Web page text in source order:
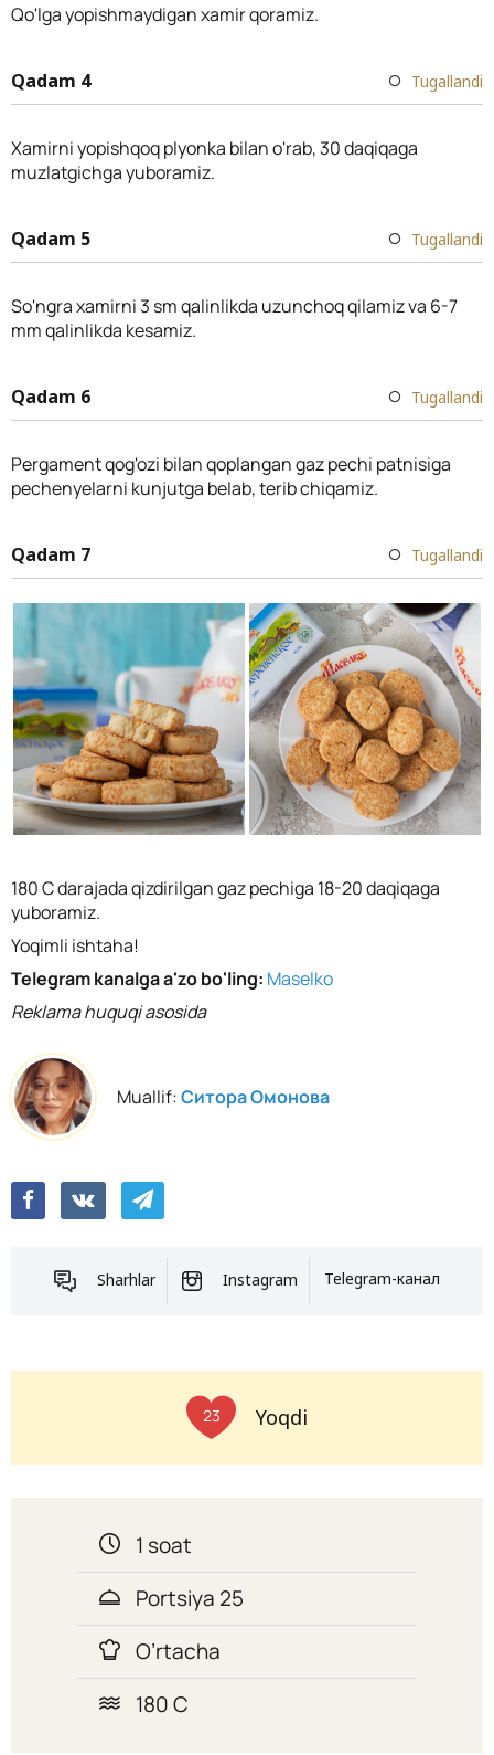
Qo'lga yopishmaydigan xamir qoramiz.
Qadam 4 Tugallandi
Xamirni yopishqoq plyonka bilan o'rab, 30 daqiqaga
muzlatgichga yuboramiz.
Qadam 5 Tugallandi
So'ngra xamirni 3 sm qalinlikda uzunchoq qilamiz va 6-7
mm qalinlikda kesamiz.
Qadam 6 Tugallandi
Pergament qog'ozi bilan qoplangan gaz pechi patnisiga
pechenyelarni kunjutga belab, terib chiqamiz.
Qadam 7 Tugallandi
180 C darajada qizdirilgan gaz pechiga 18-20 daqiqaga
yuboramiz.
Yoqimli ishtaha!
Telegram kanalga a'zo bo'ling: Maselko
Reklama huquqi asosida
Muallif:Ситора Омонова
Sharhlar Instagram Telegram-канал
23 Yoqdi
1 soat
Portsiya 25
O’rtacha
180 C